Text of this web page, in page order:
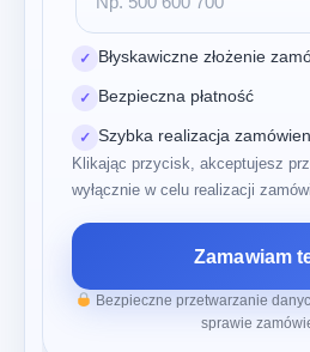
✓ Błyskawiczne złożenie
✓ Bezpieczna płatność
✓ Szybka realizacja
Klikając przycisk, akceptujesz
wyłącznie w celu realizacji
Zamawiam
Bezpieczne przetwarzanie
sprawie